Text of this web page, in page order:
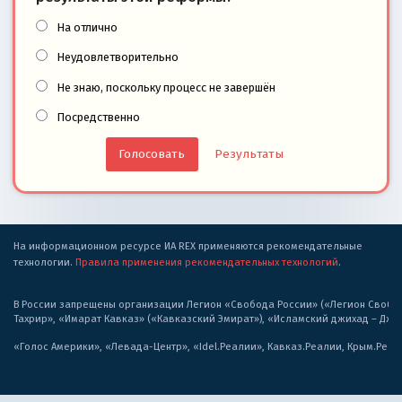
На отлично
Неудовлетворительно
Не знаю, поскольку процесс не завершён
Посредственно
Результаты
На информационном ресурсе ИА REX применяются рекомендательные
технологии. Правила применения рекомендательных технологий.
В России запрещены организации Легион «Свобода России» («Легион
Тахрир», «Имарат Кавказ» («Кавказский Эмират»), «Исламский джихад –
«Голос Америки», «Левада-Центр», «Idel.Реалии», Кавказ.Реалии,